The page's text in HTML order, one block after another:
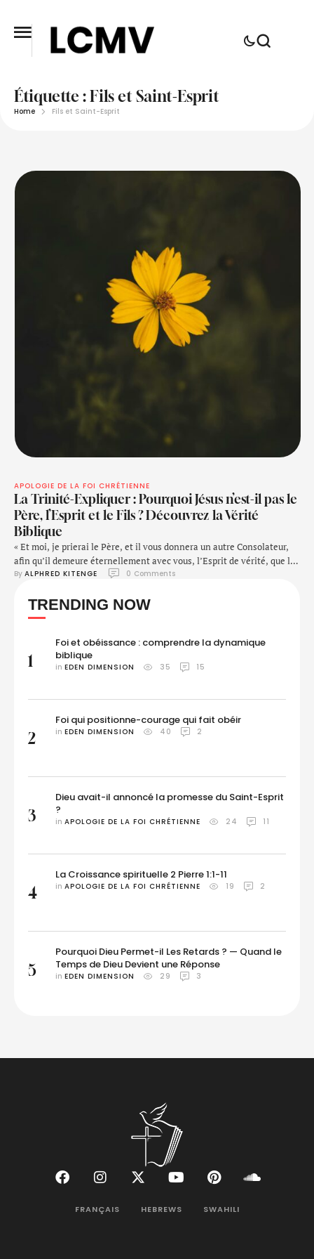
Étiquette :Fils et Saint-Esprit
Home Fils et Saint-Esprit
APOLOGIE DE LA FOI CHRÉTIENNE
La Trinité-Expliquer : Pourquoi Jésus n’est-il pas le
Père, l’Esprit et le Fils ? Découvrez la Vérité
Biblique
« Et moi, je prierai le Père, et il vous donnera un autre Consolateur,
afin qu’il demeure éternellement avec vous, l’Esprit de vérité, que le
monde ne peut recevoir, parce qu’il ne le voit ni ne le connaît ; mais
By ALPHRED KITENGE 0 Comments
TRENDING NOW
1
Foi et obéissance : comprendre la dynamique
biblique
in EDEN DIMENSION 35 15
2
Foi qui positionne-courage qui fait obéir
in EDEN DIMENSION 40 2
3
Dieu avait-il annoncé la promesse du Saint-Esprit
?
in APOLOGIE DE LA FOI CHRÉTIENNE 24 11
4
La Croissance spirituelle 2 Pierre 1:1-11
in APOLOGIE DE LA FOI CHRÉTIENNE 19 2
5
Pourquoi Dieu Permet-il Les Retards ? — Quand le
Temps de Dieu Devient une Réponse
in EDEN DIMENSION 29 3
FRANÇAIS HEBREWS SWAHILI